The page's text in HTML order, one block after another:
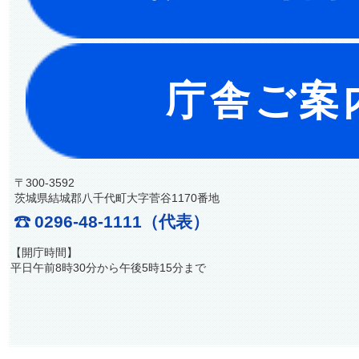
庁舎ご案
〒300-3592
茨城県結城郡八千代町大字菅谷1170番地
0296-48-1111（代表）
【開庁時間】
平日午前8時30分から午後5時15分まで